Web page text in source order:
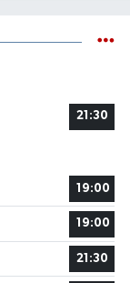
21:30
19:00
19:00
21:30